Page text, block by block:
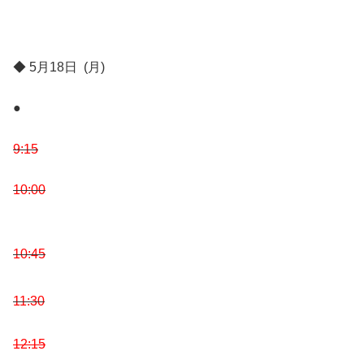
◆ 5月18日 (月)
●
9:15
10:00
10:45
11:30
12:15